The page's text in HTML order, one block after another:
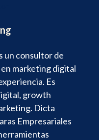
un consultor de
marketing digital
Es
growth
Dicta
Empresariales